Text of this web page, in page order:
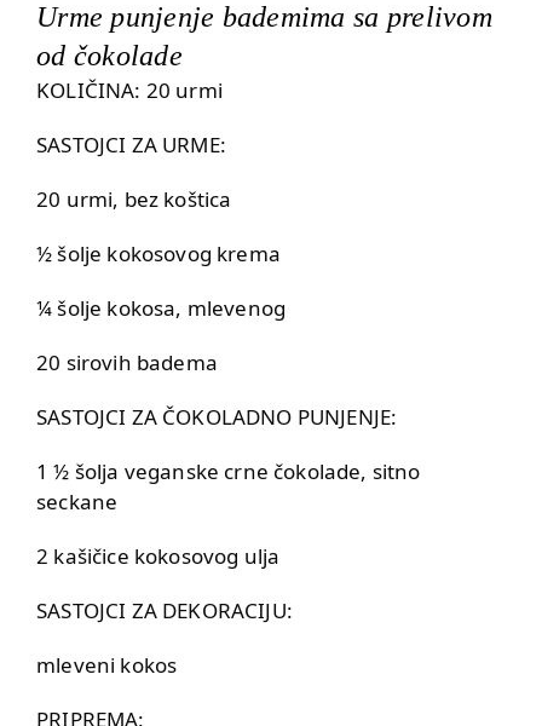
Urme punjenje bademima sa prelivom
od čokolade
KOLIČINA: 20 urmi
SASTOJCI ZA URME:
20 urmi, bez koštica
½ šolje kokosovog krema
¼ šolje kokosa, mlevenog
20 sirovih badema
SASTOJCI ZA ČOKOLADNO PUNJENJE:
1 ½ šolja veganske crne čokolade, sitno
seckane
2 kašičice kokosovog ulja
SASTOJCI ZA DEKORACIJU:
mleveni kokos
PRIPREMA: